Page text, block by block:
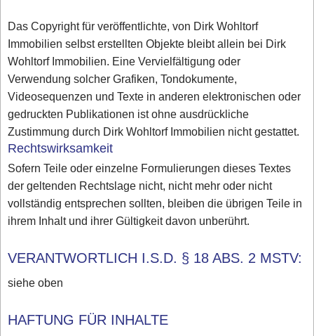
Das Copyright für veröffentlichte, von Dirk Wohltorf
Immobilien selbst erstellten Objekte bleibt allein bei Dirk
Wohltorf Immobilien. Eine Vervielfältigung oder
Verwendung solcher Grafiken, Tondokumente,
Videosequenzen und Texte in anderen elektronischen oder
gedruckten Publikationen ist ohne ausdrückliche
Zustimmung durch Dirk Wohltorf Immobilien nicht gestattet.
Rechtswirksamkeit
Sofern Teile oder einzelne Formulierungen dieses Textes
der geltenden Rechtslage nicht, nicht mehr oder nicht
vollständig entsprechen sollten, bleiben die übrigen Teile in
ihrem Inhalt und ihrer Gültigkeit davon unberührt.
VERANTWORTLICH I.S.D. § 18 ABS. 2 MSTV:
siehe oben
HAFTUNG FÜR INHALTE